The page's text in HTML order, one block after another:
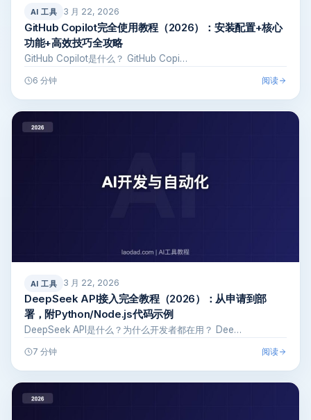
AI 工具 3 月 22, 2026
GitHub Copilot完全使用教程（2026）：安装配置+核心
功能+高效技巧全攻略
GitHub Copilot是什么？ GitHub Copi…
6 分钟 阅读
AI 工具 3 月 22, 2026
DeepSeek API接入完全教程（2026）：从申请到部
署，附Python/Node.js代码示例
DeepSeek API是什么？为什么开发者都在用？ Dee…
7 分钟 阅读